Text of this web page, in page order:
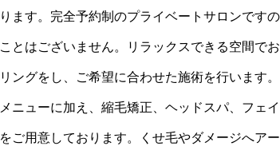
ります。完全予約制のプライベートサロンです
ことはございません。リラックスできる空間で
リングをし、ご希望に合わせた施術を行います
メニューに加え、縮毛矯正、ヘッドスパ、フェ
をご用意しております。くせ毛やダメージへア